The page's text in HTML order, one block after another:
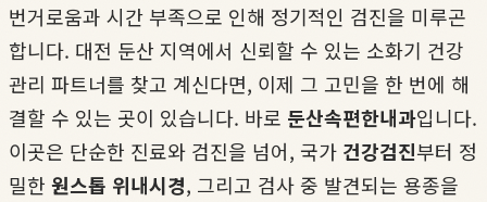
번거로움과 시간 부족으로 인해 정기적인 검진을 미루곤
합니다. 대전 둔산 지역에서 신뢰할 수 있는 소화기 건강
관리 파트너를 찾고 계신다면, 이제 그 고민을 한 번에 해
결할 수 있는 곳이 있습니다. 바로 둔산속편한내과입니다.
이곳은 단순한 진료와 검진을 넘어, 국가 건강검진부터 정
밀한 원스톱 위내시경, 그리고 검사 중 발견되는 용종을